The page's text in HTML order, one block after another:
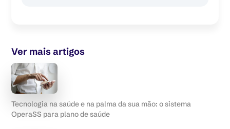
Ver mais artigos
Tecnologia na saúde e na palma da sua mão: o sistema
OperaSS para plano de saúde